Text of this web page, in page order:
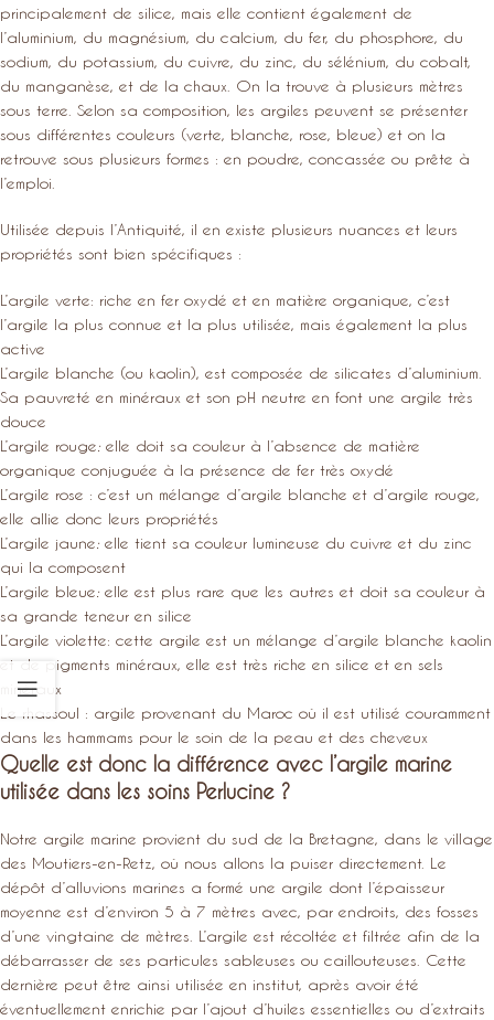
principalement de silice, mais elle contient également de
l’aluminium, du magnésium, du calcium, du fer, du phosphore, du
sodium, du potassium, du cuivre, du zinc, du sélénium, du cobalt,
du manganèse, et de la chaux. On la trouve à plusieurs mètres
sous terre. Selon sa composition, les argiles peuvent se présenter
sous différentes couleurs (verte, blanche, rose, bleue) et on la
retrouve sous plusieurs formes : en poudre, concassée ou prête à
l’emploi.
Utilisée depuis l’Antiquité, il en existe plusieurs nuances et leurs
propriétés sont bien spécifiques :
L’argile verte: riche en fer oxydé et en matière organique, c’est
l’argile la plus connue et la plus utilisée, mais également la plus
active
L’argile blanche (ou kaolin), est composée de silicates d’aluminium.
Sa pauvreté en minéraux et son pH neutre en font une argile très
douce
L’argile rouge: elle doit sa couleur à l’absence de matière
organique conjuguée à la présence de fer très oxydé
L’argile rose : c’est un mélange d’argile blanche et d’argile rouge,
elle allie donc leurs propriétés
L’argile jaune: elle tient sa couleur lumineuse du cuivre et du zinc
qui la composent
L’argile bleue: elle est plus rare que les autres et doit sa couleur à
sa grande teneur en silice
L’argile violette: cette argile est un mélange d’argile blanche kaolin
et de pigments minéraux, elle est très riche en silice et en sels
minéraux
Le rhassoul : argile provenant du Maroc où il est utilisé couramment
dans les hammams pour le soin de la peau et des cheveux
Quelle est donc la différence avec l’argile marine
utilisée dans les soins Perlucine ?
Notre argile marine provient du sud de la Bretagne, dans le village
des Moutiers-en-Retz, où nous allons la puiser directement. Le
dépôt d’alluvions marines a formé une argile dont l’épaisseur
moyenne est d’environ 5 à 7 mètres avec, par endroits, des fosses
d’une vingtaine de mètres. L’argile est récoltée et filtrée afin de la
débarrasser de ses particules sableuses ou caillouteuses. Cette
dernière peut être ainsi utilisée en institut, après avoir été
éventuellement enrichie par l’ajout d’huiles essentielles ou d’extraits